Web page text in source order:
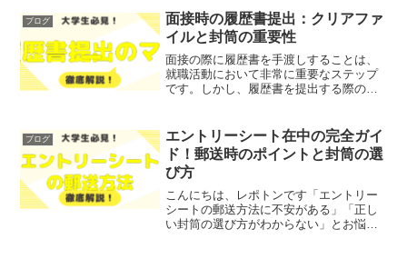
うに進行すれば効果的なのか、悩んでい
る方も多いのではないでし...
ブログ
面接時の履歴書提出：クリアファ
イルと封筒の重要性
面接の際に履歴書を手渡しすることは、
就職活動において非常に重要なステップ
です。しかし、履歴書を提出する際のマ
今回は、履歴書を提出する際の基本的な
マナーと、クリアファイル...
ブログ
エントリーシート在中の完全ガイ
ド！郵送時のポイントと封筒の選
び方
こんにちは、レポトンです「エントリー
シートの郵送方法に不安がある」「正し
い封筒の選び方がわからない」とお悩み